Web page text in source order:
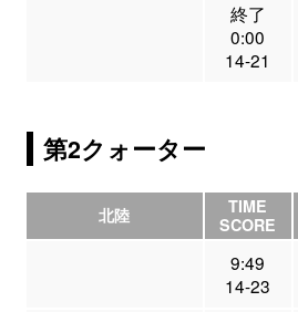
終了
0:00
14-21
第2クォーター
北陸
TIME
SCORE
9:49
14-23